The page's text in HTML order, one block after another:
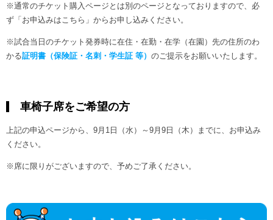
※通常のチケット購入ページとは別のページとなっておりますので、必
ず「お申込みはこちら」からお申し込みください。
※試合当日のチケット発券時に在住・在勤・在学（在園）先の住所のわ
かる証明書（保険証・名刺・学生証 等） のご提示をお願いいたします。
車椅子席をご希望の方
上記の申込ページから、9月1日（水）～9月9日（木）までに、お申込み
ください。
※席に限りがございますので、予めご了承ください。